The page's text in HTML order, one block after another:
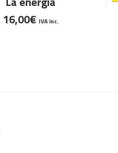
16,00€ IVA inc.